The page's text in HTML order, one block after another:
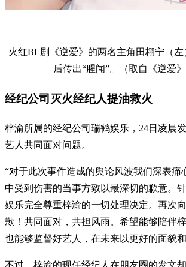
火红BL剧《逆爱》的两名主角田栩宁（
后传出“腥闻”。（取自《逆爱》
经纪公司灭火经纪人提油救火
梓渝所属的经纪公司瑞鹤娱乐，24日凌晨
艺人共同面对问题。
“对于此次事件造成的舆论风波我们深表痛
中受到伤害的当事方致以最深切的歉意。
娱乐完全尊重梓渝的一切处理决定。再次
歉！共同面对，共担风雨。希望能够陪伴
也能够监督好艺人，在未来以更好的面貌
不过，梓渝的现任经纪人在朋友圈的发文